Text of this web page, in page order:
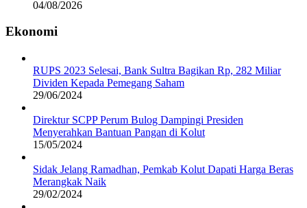
04/08/2026
Ekonomi
RUPS 2023 Selesai, Bank Sultra Bagikan Rp, 282 Miliar
Dividen Kepada Pemegang Saham
29/06/2024
Direktur SCPP Perum Bulog Dampingi Presiden
Menyerahkan Bantuan Pangan di Kolut
15/05/2024
Sidak Jelang Ramadhan, Pemkab Kolut Dapati Harga Beras
Merangkak Naik
29/02/2024